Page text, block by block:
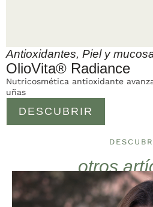
Antioxidantes, Piel y
OlioVita® Radiance
DESCUBRIR
Nutricosmética antioxidante
uñas
otros